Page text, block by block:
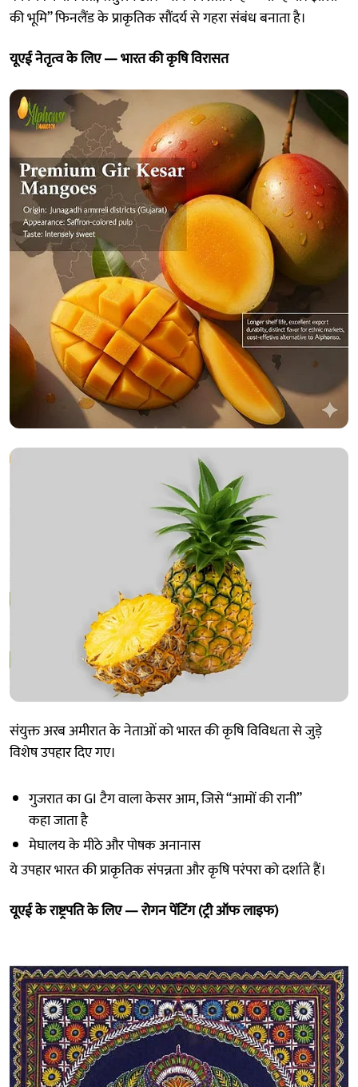
की भूमि” फिनलैंड के प्राकृतिक सौंदर्य से गहरा संबंध बनाता है।
यूएई नेतृत्व के लिए — भारत की कृषि विरासत
संयुक्त अरब अमीरात के नेताओं को भारत की कृषि विविधता से जुड़े
विशेष उपहार दिए गए।
गुजरात का GI टैग वाला केसर आम, जिसे “आमों की रानी”
कहा जाता है
मेघालय के मीठे और पोषक अनानास
ये उपहार भारत की प्राकृतिक संपन्नता और कृषि परंपरा को दर्शाते हैं।
यूएई के राष्ट्रपति के लिए — रोगन पेंटिंग (ट्री ऑफ लाइफ)